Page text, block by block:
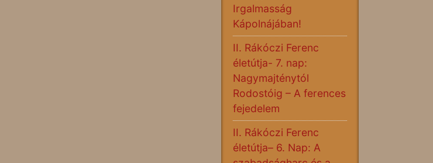
Irgalmasság
Kápolnájában!
II. Rákóczi Ferenc
életútja- 7. nap:
Nagymajténytól
Rodostóig – A ferences
fejedelem
II. Rákóczi Ferenc
életútja– 6. Nap: A